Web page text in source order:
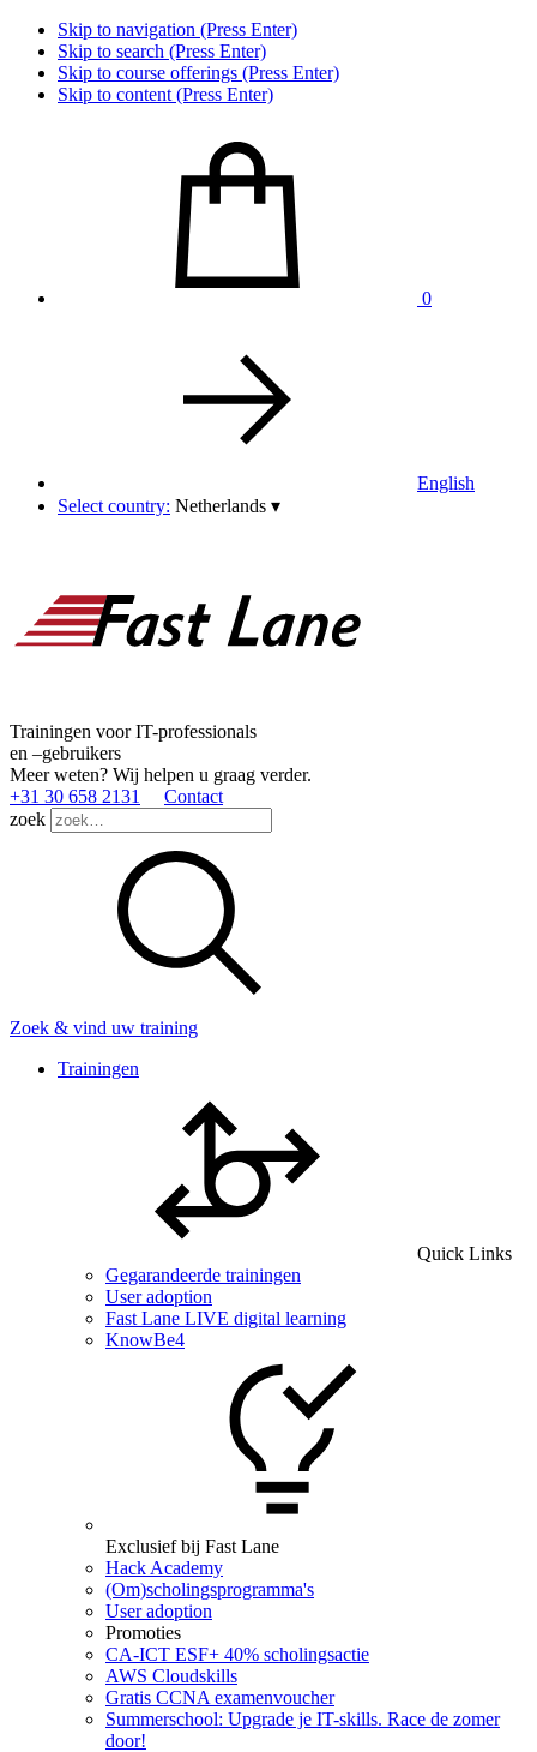
Skip to navigation (Press Enter)
Skip to search (Press Enter)
Skip to course offerings (Press Enter)
Skip to content (Press Enter)
0
English
Select country: Netherlands ▾
Trainingen voor IT-professionals
en –gebruikers
Meer weten? Wij helpen u graag verder.
+31 30 658 2131
Contact
zoek
Zoek & vind uw training
Trainingen
Quick Links
Gegarandeerde trainingen
User adoption
Fast Lane LIVE digital learning
KnowBe4
Exclusief bij Fast Lane
Hack Academy
(Om)scholingsprogramma's
User adoption
Promoties
CA‑ICT ESF+ 40% scholingsactie
AWS Cloudskills
Gratis CCNA examenvoucher
Summerschool: Upgrade je IT-skills. Race de zomer
door!